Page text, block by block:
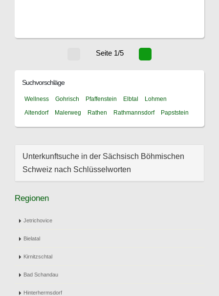
Seite 1/5
Suchvorschläge
Wellness Gohrisch Pfaffenstein Elbtal
Lohmen
Altendorf
Malerweg Rathen Rathmannsdorf Papststein
Unterkunftsuche in der Sächsisch Böhmischen
Schweiz nach Schlüsselworten
Regionen
Jetrichovice
Bielatal
Kirnitzschtal
Bad Schandau
Hinterhermsdorf